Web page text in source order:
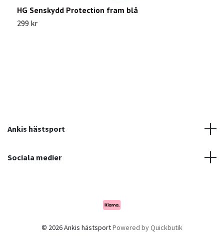
HG Senskydd Protection fram blå
299 kr
Ankis hästsport
Sociala medier
© 2026 Ankis hästsportPowered by Quickbutik